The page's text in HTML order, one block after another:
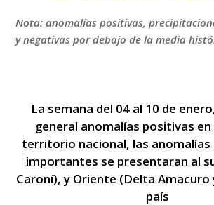
Nota: anomalías positivas,
y negativas por debajo de la media
La semana del 04 al 10 de
general anomalías positivas
territorio nacional, las anomalías
importantes se presentaran al
Caroní), y Oriente (Delta Amacuro
país